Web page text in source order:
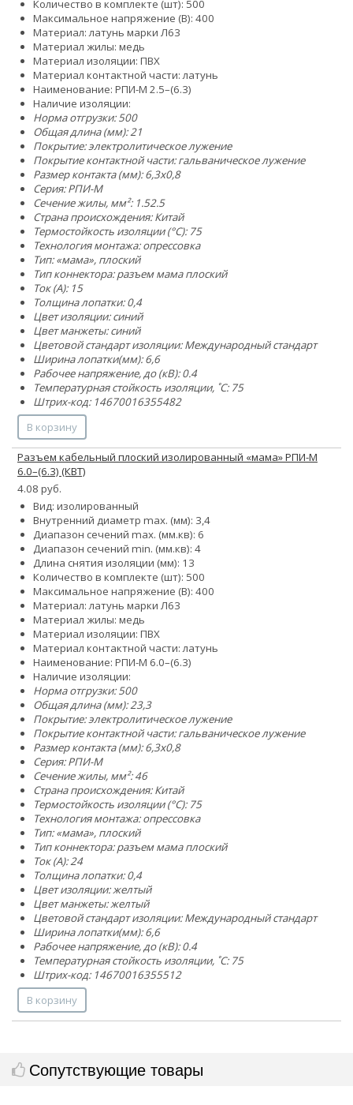
Количество в комплекте (шт): 500
Максимальное напряжение (В): 400
Материал: латунь марки Л63
Материал жилы: медь
Материал изоляции: ПВХ
Материал контактной части: латунь
Наименование: РПИ-М 2.5–(6.3)
Наличие изоляции:
Норма отгрузки: 500
Общая длина (мм): 21
Покрытие: электролитическое лужение
Покрытие контактной части: гальваническое лужение
Размер контакта (мм): 6,3x0,8
Серия: РПИ-М
Сечение жилы, мм²: 1.52.5
Страна происхождения: Китай
Термостойкость изоляции (°C): 75
Технология монтажа: опрессовка
Тип: «мама», плоский
Тип коннектора: разъем мама плоский
Ток (А): 15
Толщина лопатки: 0,4
Цвет изоляции: синий
Цвет манжеты: синий
Цветовой стандарт изоляции: Международный стандарт
Ширина лопатки(мм): 6,6
Рабочее напряжение, до (кВ): 0.4
Температурная стойкость изоляции, ˚С: 75
Штрих-код: 14670016355482
В корзину
Разъем кабельный плоский изолированный «мама» РПИ-М
6.0–(6.3) (КВТ)
4.08 руб.
Вид: изолированный
Внутренний диаметр max. (мм): 3,4
Диапазон сечений max. (мм.кв): 6
Диапазон сечений min. (мм.кв): 4
Длина снятия изоляции (мм): 13
Количество в комплекте (шт): 500
Максимальное напряжение (В): 400
Материал: латунь марки Л63
Материал жилы: медь
Материал изоляции: ПВХ
Материал контактной части: латунь
Наименование: РПИ-М 6.0–(6.3)
Наличие изоляции:
Норма отгрузки: 500
Общая длина (мм): 23,3
Покрытие: электролитическое лужение
Покрытие контактной части: гальваническое лужение
Размер контакта (мм): 6,3x0,8
Серия: РПИ-М
Сечение жилы, мм²:46
Страна происхождения: Китай
Термостойкость изоляции (°C): 75
Технология монтажа: опрессовка
Тип: «мама», плоский
Тип коннектора: разъем мама плоский
Ток (А): 24
Толщина лопатки: 0,4
Цвет изоляции: желтый
Цвет манжеты: желтый
Цветовой стандарт изоляции: Международный стандарт
Ширина лопатки(мм): 6,6
Рабочее напряжение, до (кВ): 0.4
Температурная стойкость изоляции, ˚С: 75
Штрих-код: 14670016355512
В корзину
Сопутствующие товары